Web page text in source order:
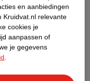
(nog) geen Nature
en aanbiedingen
Kruidvat.nl relevante
cookies je
aanpassen of
je gegevens
.